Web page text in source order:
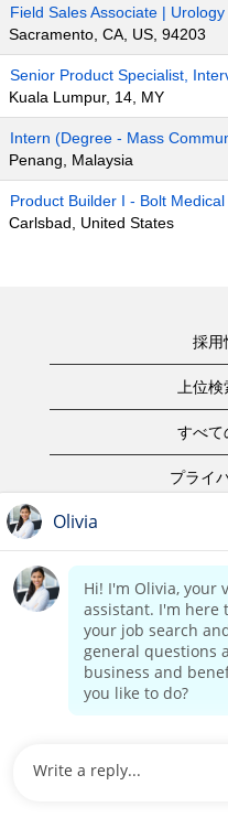
Field Sales Associate |
Sacramento, CA, US, 94203
Senior Product Specialist,
Kuala Lumpur, 14, MY
Intern (Degree - Mass
Penang, Malaysia
Product Builder I - Bolt Medical
Carlsbad, United States
採用
上位
すべて
プライ
著
ボストン・サイエンテ